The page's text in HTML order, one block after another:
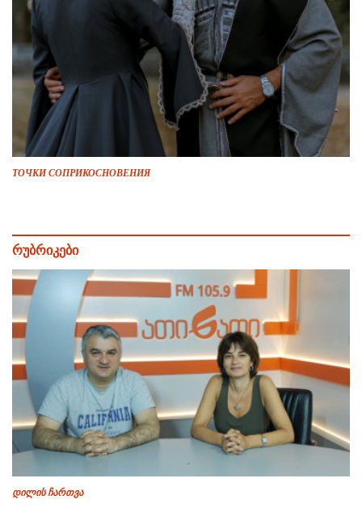
ТОЧКИ СОПРИКОСНОВЕНИЯ
რუბრიკები
დილის ჩართვა